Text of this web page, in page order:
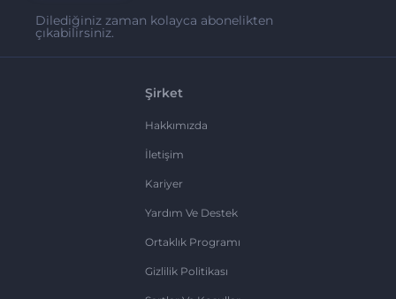
Dilediğiniz zaman kolayca abonelikten
çıkabilirsiniz.
Şirket
Hakkımızda
İletişim
Kariyer
Yardım Ve Destek
Ortaklık Programı
Gizlilik Politikası